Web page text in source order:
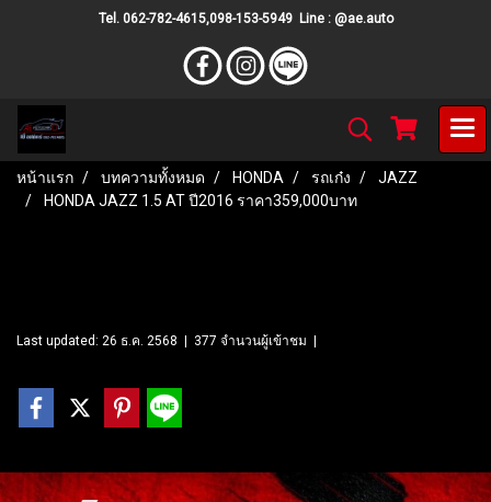
Tel. 062-782-4615,098-153-5949 Line : @ae.auto
หน้าแรก บทความทั้งหมด HONDA รถเก๋ง
JAZZ
HONDA JAZZ 1.5 AT ปี2016 ราคา359,000บาท
Last updated: 26 ธ.ค. 2568 377 จำนวนผู้เข้าชม